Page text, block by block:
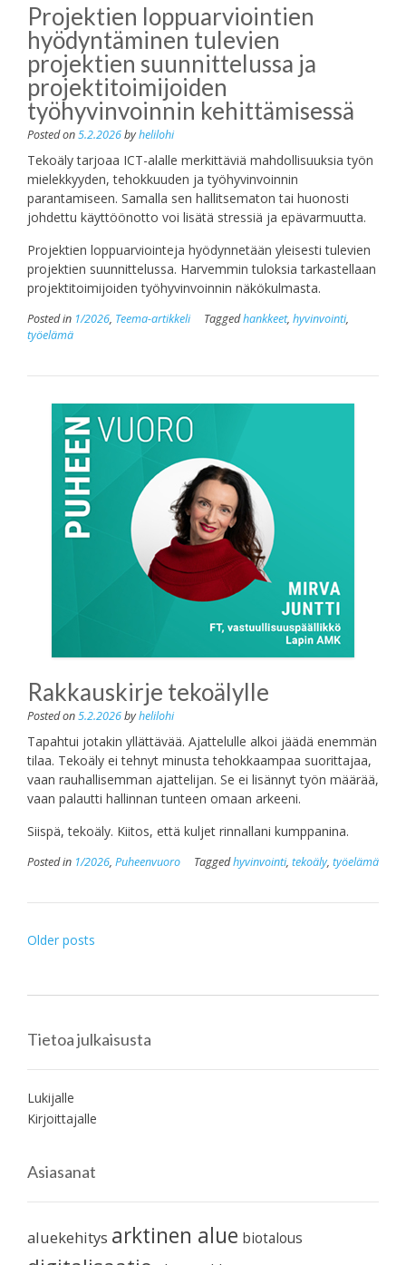
Projektien loppuarviointien
hyödyntäminen tulevien
projektien suunnittelussa ja
projektitoimijoiden
työhyvinvoinnin kehittämisessä
Posted on5.2.2026byhelilohi
Tekoäly tarjoaa ICT-alalle merkittäviä mahdollisuuksia työn
mielekkyyden, tehokkuuden ja työhyvinvoinnin
parantamiseen. Samalla sen hallitsematon tai huonosti
johdettu käyttöönotto voi lisätä stressiä ja epävarmuutta.
Projektien loppuarviointeja hyödynnetään yleisesti tulevien
projektien suunnittelussa. Harvemmin tuloksia tarkastellaan
projektitoimijoiden työhyvinvoinnin näkökulmasta.
Posted in 1/2026, Teema-artikkeli Taggedhankkeet, hyvinvointi,
työelämä
Rakkauskirje tekoälylle
Posted on5.2.2026byhelilohi
Tapahtui jotakin yllättävää. Ajattelulle alkoi jäädä enemmän
tilaa. Tekoäly ei tehnyt minusta tehokkaampaa suorittajaa,
vaan rauhallisemman ajattelijan. Se ei lisännyt työn määrää,
vaan palautti hallinnan tunteen omaan arkeeni.
Siispä, tekoäly. Kiitos, että kuljet rinnallani kumppanina.
Posted in 1/2026, Puheenvuoro Taggedhyvinvointi, tekoäly, työelämä
Posts
Older posts
Tietoa julkaisusta
Lukijalle
Kirjoittajalle
Asiasanat
aluekehitys arktinen alue biotalous